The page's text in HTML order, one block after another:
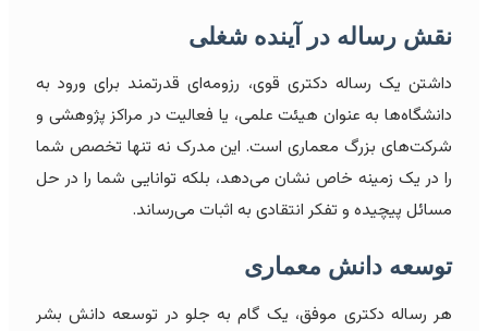
نقش رساله در آینده شغلی
داشتن یک رساله دکتری قوی، رزومه‌ای قدرتمند برای ورود به
دانشگاه‌ها به عنوان هیئت علمی، یا فعالیت در مراکز پژوهشی و
شرکت‌های بزرگ معماری است. این مدرک نه تنها تخصص شما
را در یک زمینه خاص نشان می‌دهد، بلکه توانایی شما را در حل
مسائل پیچیده و تفکر انتقادی به اثبات می‌رساند.
توسعه دانش معماری
هر رساله دکتری موفق، یک گام به جلو در توسعه دانش بشر